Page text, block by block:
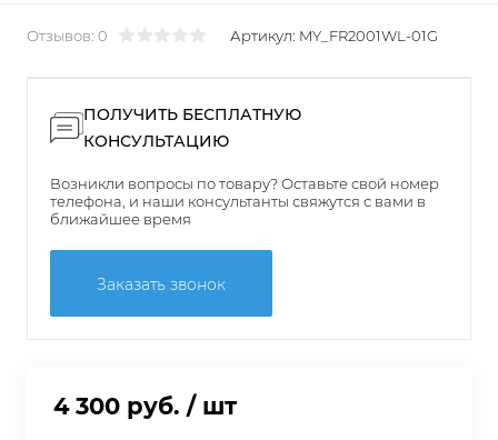
Отзывов: 0 Артикул: MY_FR2001WL-01G
ПОЛУЧИТЬ БЕСПЛАТНУЮ
КОНСУЛЬТАЦИЮ
Возникли вопросы по товару? Оставьте свой номер
телефона, и наши консультанты свяжутся с вами в
ближайшее время
Заказать звонок
4 300 руб. / шт